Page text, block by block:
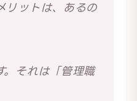
リットは、あるの
。それは「管理職